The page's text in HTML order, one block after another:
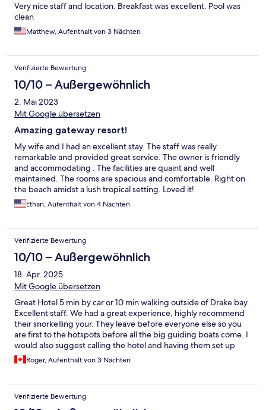
Very nice staff and location. Breakfast was excellent. Pool was
clean
Matthew, Aufenthalt von 3 Nächten
Verifizierte Bewertung
10/10 – Außergewöhnlich
2. Mai 2023
Mit Google übersetzen
Amazing gateway resort!
My wife and I had an excellent stay. The staff was really
remarkable and provided great service. The owner is friendly
and accommodating . The facilities are quaint and well
maintained. The rooms are spacious and comfortable. Right on
the beach amidst a lush tropical setting. Loved it!
Ethan, Aufenthalt von 4 Nächten
Verifizierte Bewertung
10/10 – Außergewöhnlich
18. Apr. 2025
Mit Google übersetzen
Great Hotel 5 min by car or 10 min walking outside of Drake bay.
Excellent staff. We had a great experience, highly recommend
their snorkelling your. They leave before everyone else so you
are first to the hotspots before all the big guiding boats come. I
would also suggest calling the hotel and having them set up
your transport and all the activities you would like to do as it
doesn't cost more and they know all the insured and well run
things much easier for us. They also have full board or pay as you
go for lunch and dinner. Meals were very good.
Roger, Aufenthalt von 3 Nächten
Verifizierte Bewertung